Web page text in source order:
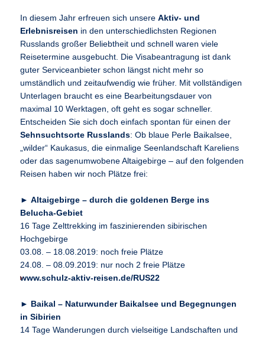
In diesem Jahr erfreuen sich unsereAktiv- und
Erlebnisreisen in den unterschiedlichsten Regionen
Russlands großer Beliebtheit und schnell waren viele
Reisetermine ausgebucht. Die Visabeantragung ist dank
guter Serviceanbieter schon längst nicht mehr so
umständlich und zeitaufwendig wie früher. Mit vollständigen
Unterlagen braucht es eine Bearbeitungsdauer von
maximal 10 Werktagen, oft geht es sogar schneller.
Entscheiden Sie sich doch einfach spontan für einen der
Sehnsuchtsorte Russlands: Ob blaue Perle Baikalsee,
„wilder“ Kaukasus, die einmalige Seenlandschaft Kareliens
oder das sagenumwobene Altaigebirge – auf den folgenden
Reisen haben wir noch Plätze frei:
►Altaigebirge – durch die goldenen Berge ins
Belucha-Gebiet
16 Tage Zelttrekking im faszinierenden sibirischen
Hochgebirge
03.08. – 18.08.2019: noch freie Plätze
24.08. – 08.09.2019: nur noch 2 freie Plätze
www.schulz-aktiv-reisen.de/RUS22
►
Baikal – Naturwunder Baikalsee und Begegnungen
in Sibirien
14 Tage Wanderungen durch vielseitige Landschaften und